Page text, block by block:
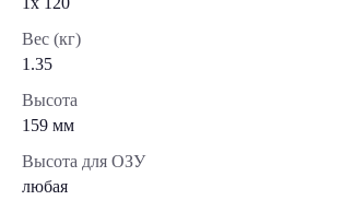
Вес (кг)
1.35
Высота
159 мм
Высота для ОЗУ
любая